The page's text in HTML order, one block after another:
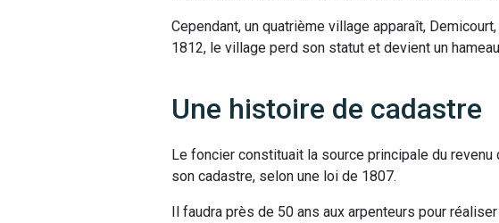
Cependant, un quatrième village apparaît,
1812, le village perd son statut et devient un
Une histoire de cadastre
Le foncier constituait la source principale du
son cadastre, selon une loi de 1807.
Il faudra près de 50 ans aux arpenteurs pour